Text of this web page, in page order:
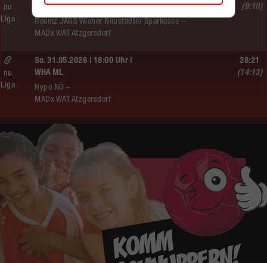
WU18
Roomz JAGS Wiener Neustädter Sparkasse –
MADx WAT Atzgersdorf
nu
Liga
(9:10)
So. 31.05.2026 | 18:00 Uhr |
WHA ML
Hypo NÖ –
MADx WAT Atzgersdorf
nu
Liga
28:21
(14:13)